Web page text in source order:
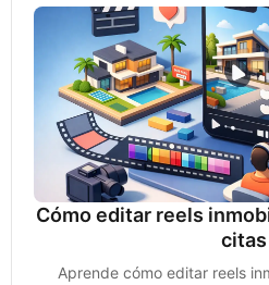
Cómo editar reels
citas
Aprende cómo editar reels